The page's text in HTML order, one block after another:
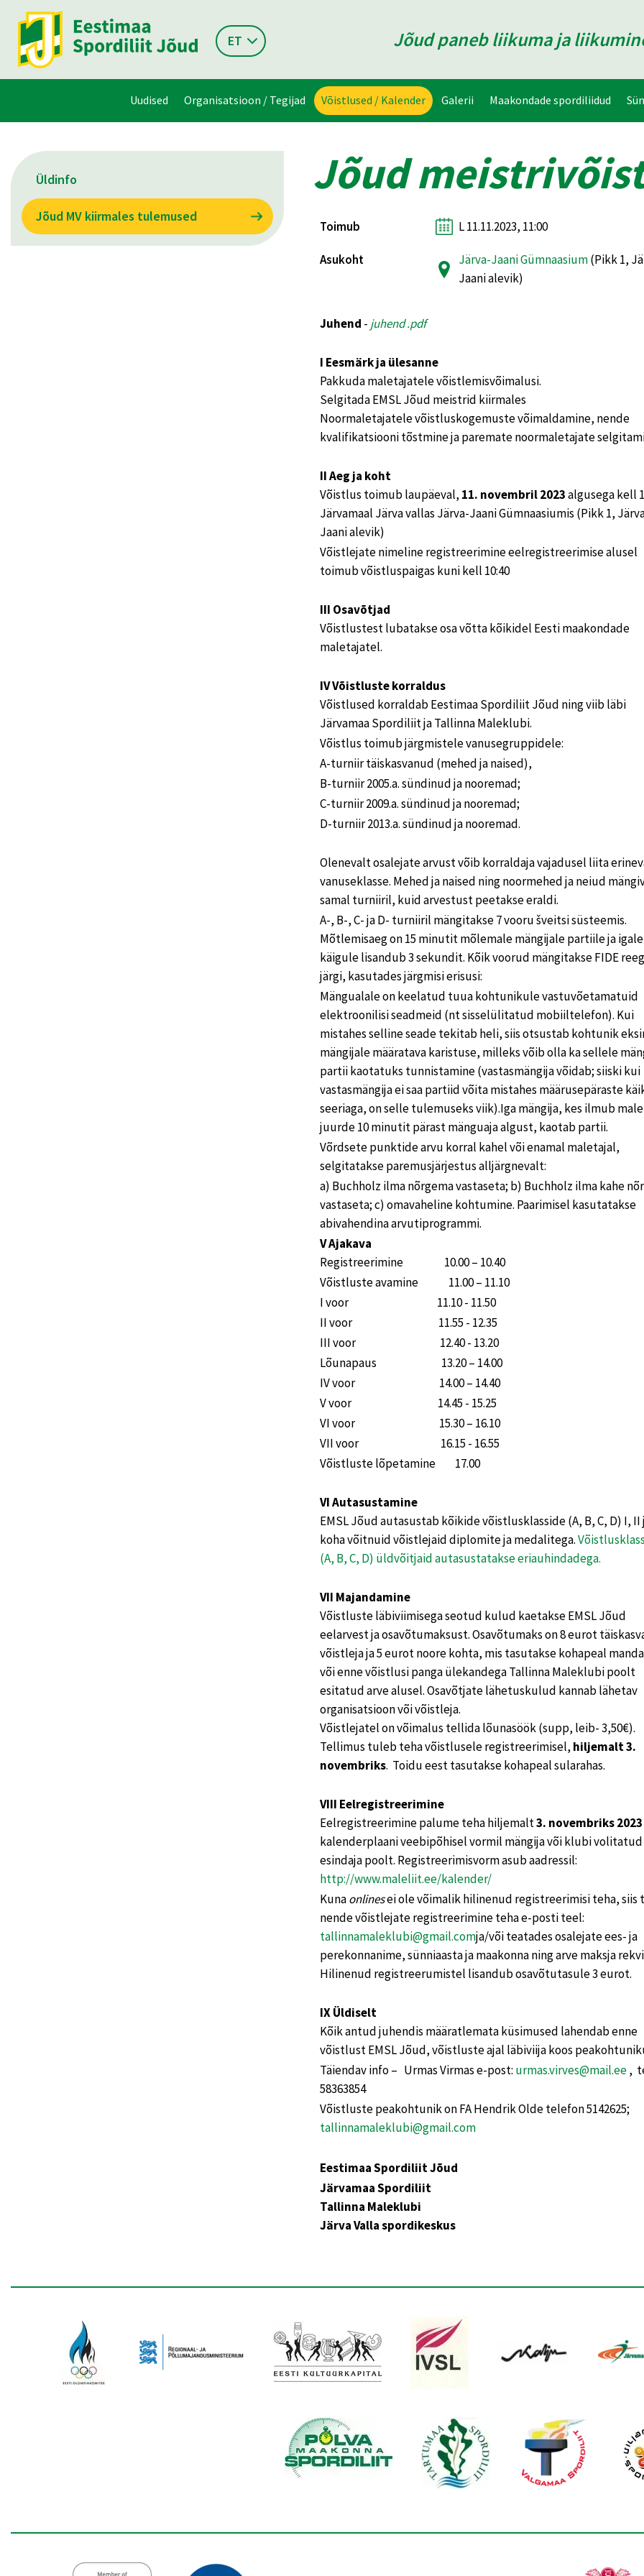
ET Jõud paneb liikuma ja
Uudised Organisatsioon / Tegijad Võistlused / Kalender Galerii Maakondade spordiliidud
Üldinfo
Jõud MV kiirmales tulemused
Jõud
Toimub L 11.11.2023, 11:00
Asukoht Järva-Jaani Gümnaasium(Pikk 1,
Jaani alevik)
Juhend - juhend .pdf
I Eesmärk ja ülesanne
Pakkuda maletajatele võistlemisvõimalusi.
Selgitada EMSL Jõud meistrid kiirmales
Noormaletajatele võistluskogemuste võimaldamine, nende
kvalifikatsiooni tõstmine ja paremate noormaletajate
II Aeg ja koht
Võistlus toimub laupäeval, 11. novembril 2023algusega kell
Järvamaal Järva vallas Järva-Jaani Gümnaasiumis (Pikk 1,
Jaani alevik)
Võistlejate nimeline registreerimine eelregistreerimise alusel
toimub võistluspaigas kuni kell 10:40
III Osavõtjad
Võistlustest lubatakse osa võtta kõikidel Eesti maakondade
maletajatel.
IV Võistluste korraldus
Võistlused korraldab Eestimaa Spordiliit Jõud ning viib läbi
Järvamaa Spordiliit ja Tallinna Maleklubi.
Võistlus toimub järgmistele vanusegruppidele:
A-turniir täiskasvanud (mehed ja naised),
B-turniir 2005.a. sündinud ja nooremad;
C-turniir 2009.a. sündinud ja nooremad;
D-turniir 2013.a. sündinud ja nooremad.
Olenevalt osalejate arvust võib korraldaja vajadusel liita
vanuseklasse. Mehed ja naised ning noormehed ja neiud
samal turniiril, kuid arvestust peetakse eraldi.
A-, B-, C- ja D- turniiril mängitakse 7 vooru šveitsi süsteemis.
Mõtlemisaeg on 15 minutit mõlemale mängijale partiile ja igale
käigule lisandub 3 sekundit. Kõik voorud mängitakse FIDE
järgi, kasutades järgmisi erisusi:
Mängualale on keelatud tuua kohtunikule vastuvõetamatuid
elektroonilisi seadmeid (nt sisselülitatud mobiiltelefon). Kui
mistahes selline seade tekitab heli, siis otsustab kohtunik
mängijale määratava karistuse, milleks võib olla ka sellele
partii kaotatuks tunnistamine (vastasmängija võidab; siiski kui
vastasmängija ei saa partiid võita mistahes määrusepäraste
seeriaga, on selle tulemuseks viik).Iga mängija, kes ilmub
juurde 10 minutit pärast mänguaja algust, kaotab partii.
Võrdsete punktide arvu korral kahel või enamal maletajal,
selgitatakse paremusjärjestus alljärgnevalt:
a) Buchholz ilma nõrgema vastaseta; b) Buchholz ilma kahe
vastaseta; c) omavaheline kohtumine. Paarimisel kasutatakse
abivahendina arvutiprogrammi.
V Ajakava
Registreerimine 10.00 – 10.40
Võistluste avamine 11.00 – 11.10
I voor 11.10 - 11.50
II voor 11.55 - 12.35
III voor 12.40 - 13.20
Lõunapaus 13.20 – 14.00
IV voor 14.00 – 14.40
V voor 14.45 - 15.25
VI voor 15.30 – 16.10
VII voor 16.15 - 16.55
Võistluste lõpetamine 17.00
VI Autasustamine
EMSL Jõud autasustab kõikide võistlusklasside (A, B, C, D) I, II
koha võitnuid võistlejaid diplomite ja medalitega.
(A, B, C, D) üldvõitjaid autasustatakse eriauhindadega.
VII Majandamine
Võistluste läbiviimisega seotud kulud kaetakse EMSL Jõud
eelarvest ja osavõtumaksust. Osavõtumaks on 8 eurot
võistleja ja 5 eurot noore kohta, mis tasutakse kohapeal
või enne võistlusi panga ülekandega Tallinna Maleklubi poolt
esitatud arve alusel. Osavõtjate lähetuskulud kannab lähetav
organisatsioon või võistleja.
Võistlejatel on võimalus tellida lõunasöök (supp, leib- 3,50€).
Tellimus tuleb teha võistlusele registreerimisel, hiljemalt 3.
novembriks. Toidu eest tasutakse kohapeal sularahas.
VIII Eelregistreerimine
Eelregistreerimine palume teha hiljemalt3. novembriks 2023
kalenderplaani veebipõhisel vormil mängija või klubi volitatud
esindaja poolt. Registreerimisvorm asub aadressil:
http://www.maleliit.ee/kalender/
Kunaonlinesei ole võimalik hilinenud registreerimisi teha, siis
nende võistlejate registreerimine teha e-posti teel:
tallinnamaleklubi@gmail.comja/või teatades osalejate ees- ja
perekonnanime, sünniaasta ja maakonna ning arve maksja
Hilinenud registreerumistel lisandub osavõtutasule 3 eurot.
IX Üldiselt
Kõik antud juhendis määratlemata küsimused lahendab enne
võistlust EMSL Jõud, võistluste ajal läbiviija koos
Täiendav info – Urmas Virmas e-post: urmas.virves@mail.ee,
58363854
Võistluste peakohtunik on FA Hendrik Olde telefon 5142625;
tallinnamaleklubi@gmail.com
Eestimaa Spordiliit Jõud
Järvamaa Spordiliit
Tallinna Maleklubi
Järva Valla spordikeskus